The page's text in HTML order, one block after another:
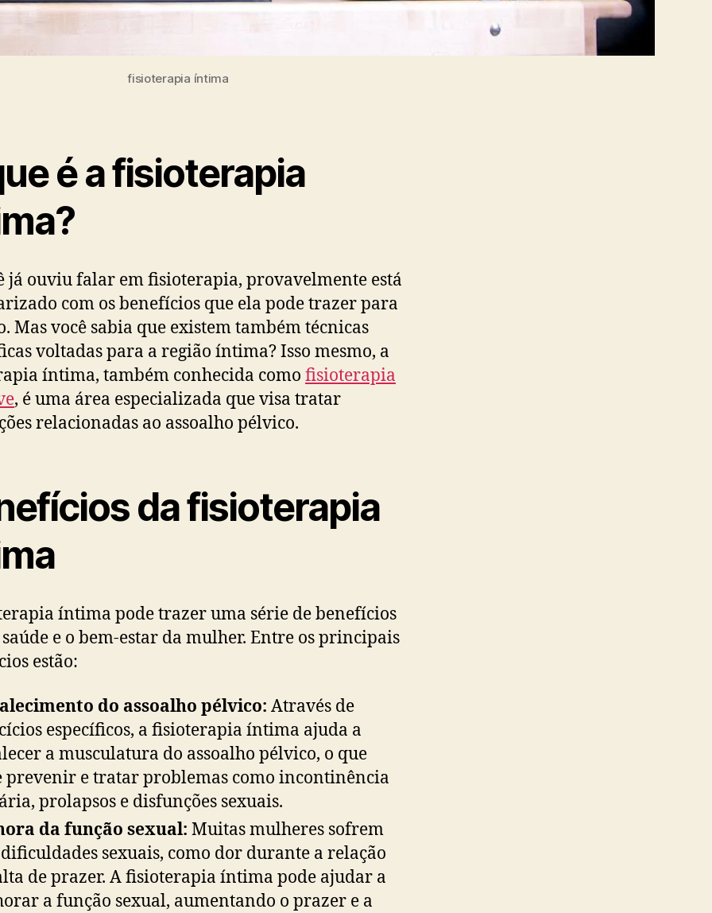
fisioterapia íntima
é a fisioterapia
já ouviu falar em fisioterapia, provavelmente está
com os benefícios que ela pode trazer para
Mas você sabia que existem também técnicas
voltadas para a região íntima? Isso mesmo, a
íntima, também conhecida como fisioterapia
, é uma área especializada que visa tratar
relacionadas ao assoalho pélvico.
da fisioterapia
íntima pode trazer uma série de benefícios
e o bem-estar da mulher. Entre os principais
estão:
do assoalho pélvico: Através de
específicos, a fisioterapia íntima ajuda a
a musculatura do assoalho pélvico, o que
prevenir e tratar problemas como incontinência
prolapsos e disfunções sexuais.
da função sexual: Muitas mulheres sofrem
sexuais, como dor durante a relação
de prazer. A fisioterapia íntima pode ajudar a
a função sexual, aumentando o prazer e a